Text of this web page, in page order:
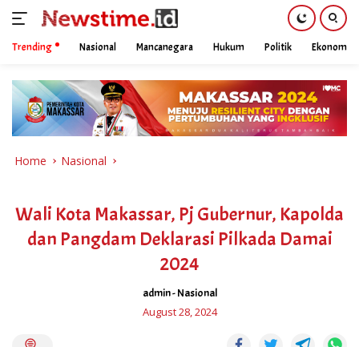
content
Trending Nasional Mancanegara Hukum Politik Ekonomi
Home Nasional
Wali Kota Makassar, Pj Gubernur, Kapolda
dan Pangdam Deklarasi Pilkada Damai
2024
admin-Nasional
August 28, 2024